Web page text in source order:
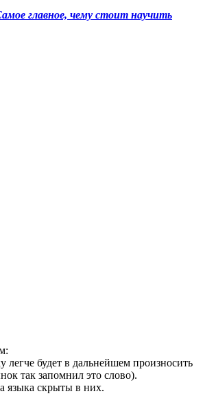
главное, чему стоит научить
будет в дальнейшем произносить
так запомнил это слово).
языка скрыты в них.